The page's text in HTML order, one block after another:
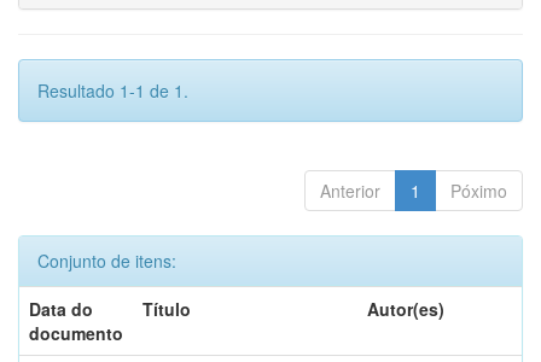
Resultado 1-1 de 1.
Anterior 1 Póximo
Conjunto de itens:
Data do
documento
Título Autor(es)